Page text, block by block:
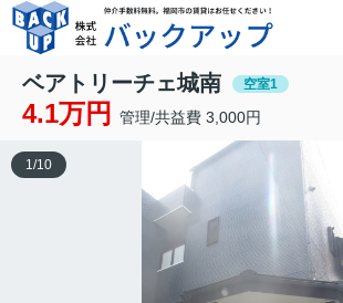
ベアトリーチェ城南 空室1
4.1万円 管理/共益費 3,000円
1/10